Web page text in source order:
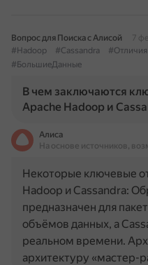
Вопрос для Поиска с Алисой
7
#Hadoop
#Cassandra #Отличия
#БольшиеДанные
В чем заключаются
Apache Hadoop и
Алиса
На основе источников,
Некоторые ключевые
Hadoop и Cassandra:
предназначен для
объёмов данных, а
реальном времени.
архитектуру «мастер-